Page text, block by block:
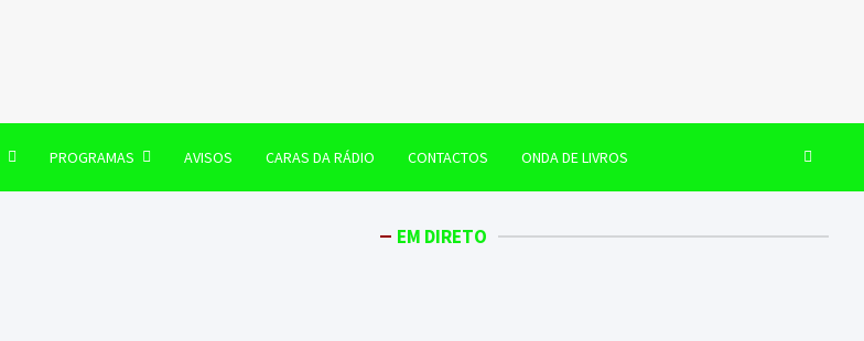
PROGRAMAS AVISOS CARAS DA RÁDIO CONTACTOS ONDA DE LIVROS
EM DIRETO